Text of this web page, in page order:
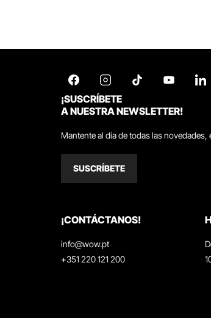
¡SUSCRÍBETE
A NUESTRA NEWSLETTER!
Mantente al día de todas las novedades,
SUSCRÍBETE
¡CONTÁCTANOS!
info@wow.pt
+351 220 121 200